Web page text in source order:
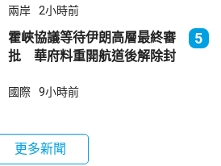
兩岸 2小時前
霍峽協議等待伊朗高層最終審
批 華府料重開航道後解除封
5
國際 9小時前
更多新聞